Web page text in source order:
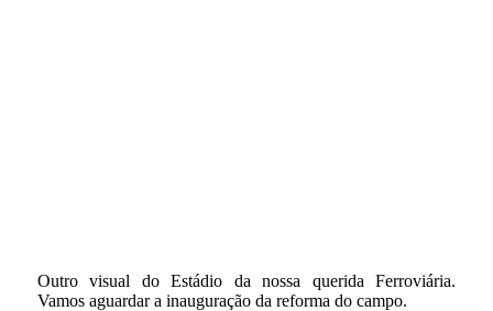
Outro visual do Estádio da nossa querida Ferroviária.
Vamos aguardar a inauguração da reforma do campo.